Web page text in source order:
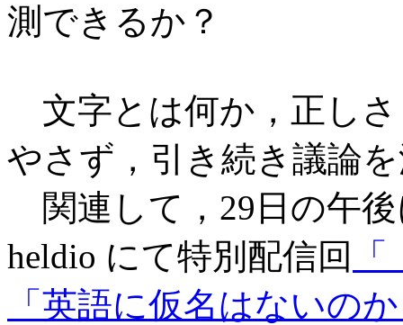
測できるか？
文字とは何か，正し
やさず，引き続き議論
関連して，29日の午
heldio にて特別配信回
「英語に仮名はないの